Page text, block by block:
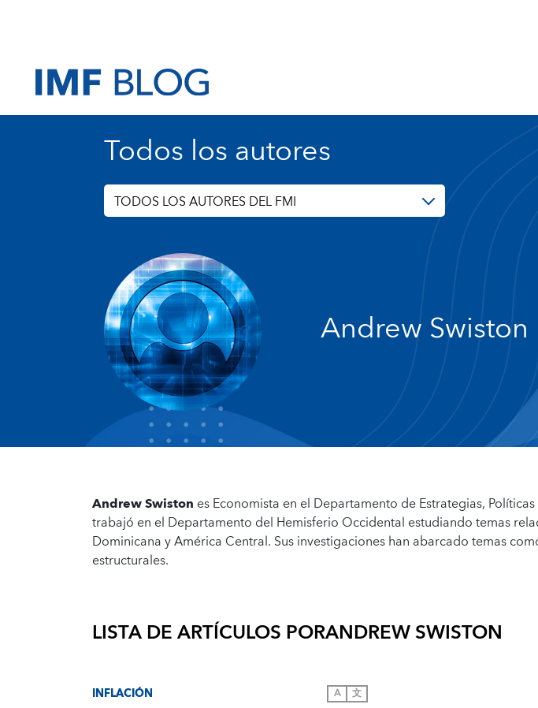
Todos los autores
TODOS LOS AUTORES DEL FMI
Andrew Swiston
Andrew Swiston es Economista en el Departamento de Estrategias,
trabajó en el Departamento del Hemisferio Occidental estudiando temas
Dominicana y América Central. Sus investigaciones han abarcado temas
estructurales.
LISTA DE ARTÍCULOS PORANDREW SWISTON
INFLACIÓN A 文